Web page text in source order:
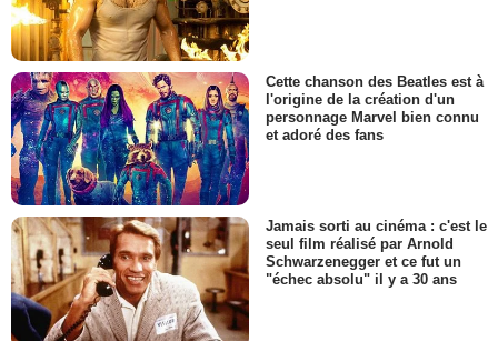
Cette chanson des Beatles est à
l'origine de la création d'un
personnage Marvel bien connu
et adoré des fans
Jamais sorti au cinéma : c'est le
seul film réalisé par Arnold
Schwarzenegger et ce fut un
"échec absolu" il y a 30 ans